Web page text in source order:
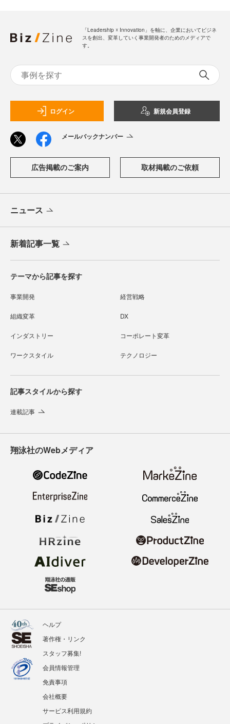
「Leadership ☓ Innovation」を軸に、企業においてビジネ
スを創出、変革していく事業開発者のためのメディアで
す。
ログイン 新規会員登録
メールバックナンバー
広告掲載のご案内 取材掲載のご依頼
ニュース
新着記事一覧
テーマから記事を探す
事業開発 経営戦略
組織変革 DX
インダストリー コーポレート変革
ワークスタイル テクノロジー
記事スタイルから探す
連載記事
翔泳社のWebメディア
ヘルプ
著作権・リンク
スタッフ募集!
会員情報管理
免責事項
会社概要
サービス利用規約